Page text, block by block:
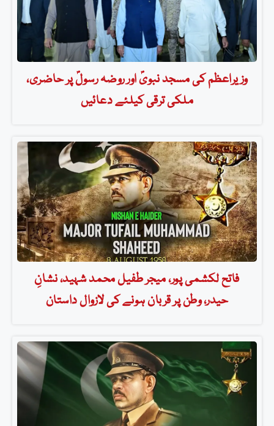
وزیراعظم کی مسجد نبویؐ اور روضہ رسولؐ پر حاضری،
ملکی ترقی کیلئے دعائیں
فاتح لکشمی پور، میجر طفیل محمد شہید، نشانِ
حیدر، وطن پر قربان ہونے کی لازوال داستان